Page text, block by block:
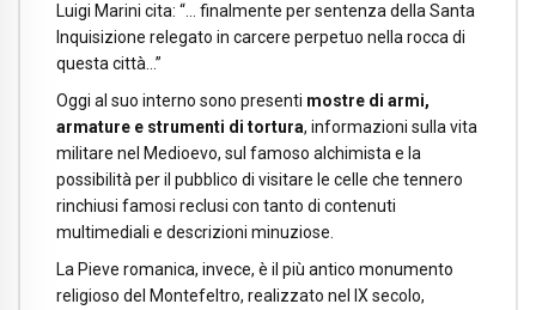
Luigi Marini cita: “… finalmente per sentenza della Santa
Inquisizione relegato in carcere perpetuo nella rocca di
questa città…”
Oggi al suo interno sono presenti mostre di armi,
armature e strumenti di tortura, informazioni sulla vita
militare nel Medioevo, sul famoso alchimista e la
possibilità per il pubblico di visitare le celle che tennero
rinchiusi famosi reclusi con tanto di contenuti
multimediali e descrizioni minuziose.
La Pieve romanica, invece, è il più antico monumento
religioso del Montefeltro, realizzato nel IX secolo,